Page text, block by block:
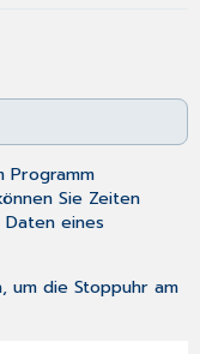
Programm
Sie Zeiten
Daten eines
um die Stoppuhr am